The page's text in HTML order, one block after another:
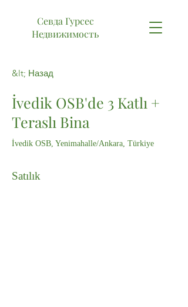
Севда Гурсес
Недвижимость
&lt; Назад
İvedik OSB'de 3 Katlı +
Teraslı Bina
İvedik OSB, Yenimahalle/Ankara, Türkiye
Satılık